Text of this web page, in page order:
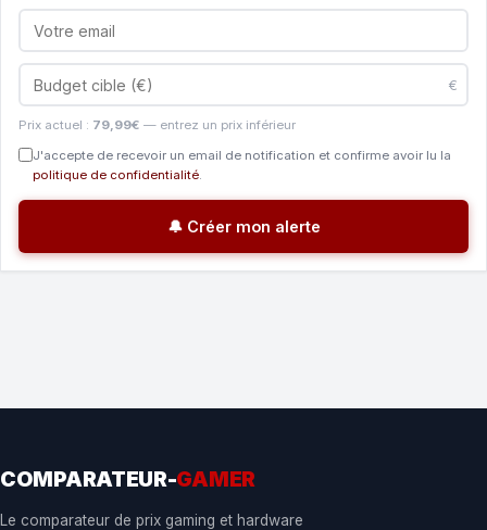
€
Prix actuel : 79,99€ — entrez un prix inférieur
J'accepte de recevoir un email de notification et confirme avoir lu la
politique de confidentialité.
🔔 Créer mon alerte
COMPARATEUR-GAMER
Le comparateur de prix gaming et hardware